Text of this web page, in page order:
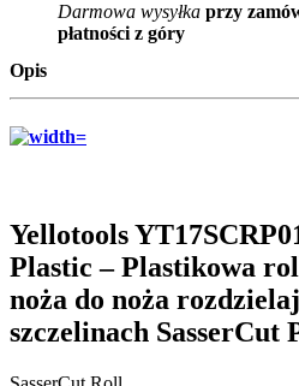
Darmowa wysyłka przy
płatności z góry
Opis
Yellotools
Plastic – Plastikowa
noża do noża
szczelinach SasserCut